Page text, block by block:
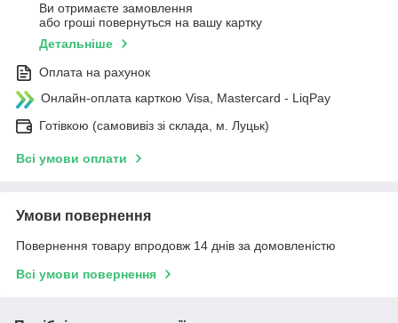
Ви отримаєте замовлення
або гроші повернуться на вашу картку
Детальніше
Оплата на рахунок
Онлайн-оплата карткою Visa, Mastercard - LiqPay
Готівкою (самовивіз зі склада, м. Луцьк)
Всі умови оплати
Умови повернення
Повернення товару впродовж 14 днів за домовленістю
Всі умови повернення